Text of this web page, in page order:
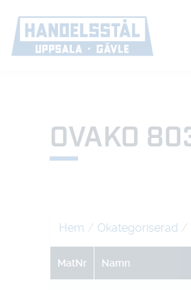
OVAKO
Hem / Okategoriserad /
MatNr Namn